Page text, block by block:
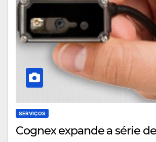
SERVIÇOS
Cognex expande a série